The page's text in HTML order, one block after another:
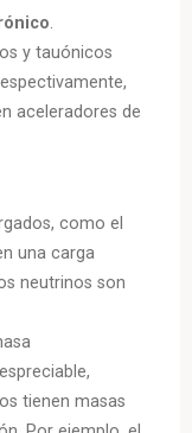
y tauónicos
aceleradores de
como el
una carga
neutrinos son
tienen masas